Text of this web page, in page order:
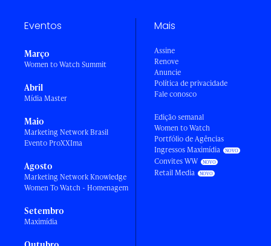
Eventos
Março
Women to Watch Summit
Abril
Mídia Master
Maio
Marketing Network Brasil
Evento ProXXIma
Agosto
Marketing Network Knowledge
Women To Watch - Homenagem
Setembro
Maximídia
Mais
Assine
Renove
Anuncie
Política de privacidade
Fale conosco
Edição semanal
Women to Watch
Portfólio de Agências
Ingressos Maximídia
Convites WW
Retail Media